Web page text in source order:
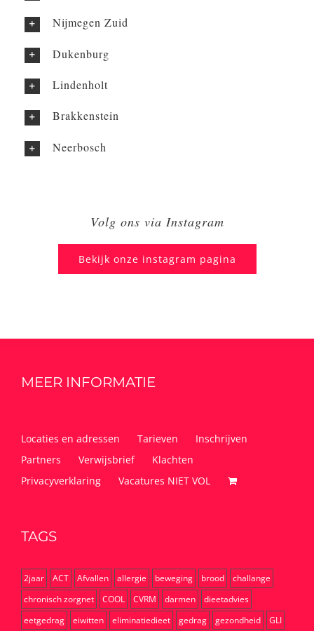
Nijmegen Zuid
Dukenburg
Lindenholt
Brakkenstein
Neerbosch
Volg ons via Instagram
Bekijk onze instagram pagina
MEER INFORMATIE
Locaties en adressen Tarieven
Inschrijven
Partners
Verwijsbrief
Klachten
Privacyverklaring
Vacatures NIET VOL
TAGS
2jaar ACT Afvallen allergie beweging brood
challange
chronisch zorgnet
COOL CVRM darmen
dieetadvies
eetgedrag
eiwitten eliminatiedieet gedrag gezondheid
GLI